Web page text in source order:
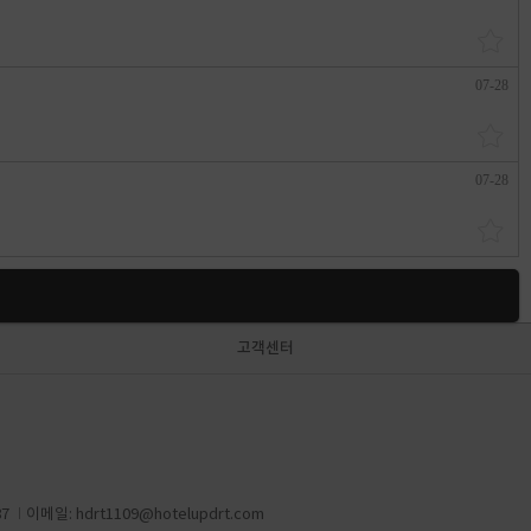
07-28
07-28
고객센터
이메일: hdrt1109@hotelupdrt.com